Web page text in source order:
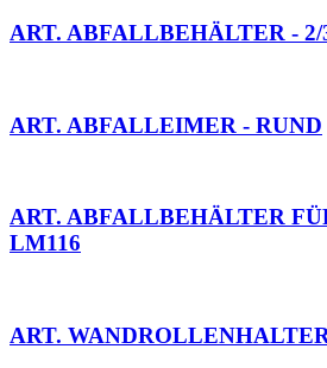
ART. ABFALLBEHÄLTER -
ART. ABFALLEIMER - RUND
ART. ABFALLBEHÄLTER
LM116
ART.